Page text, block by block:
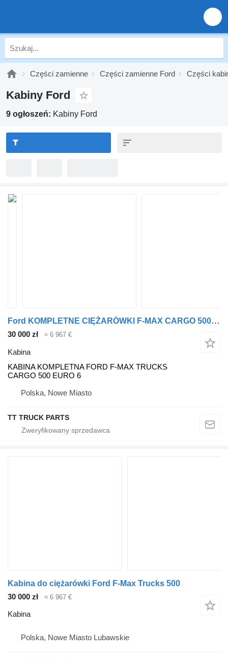
Części zamienne Części zamienne Ford Części
Kabiny Ford
9 ogłoszeń: Kabiny Ford
Ford KOMPLETNE CIĘŻARÓWKI F-MAX CARGO 500 EURO 6 KABINA do ciężarówki Ford F MAX
30 000 zł ≈ 6 967 €
Kabina
KABINA KOMPLETNA FORD F-MAX TRUCKS
CARGO 500 EURO 6
Polska, Nowe Miasto
TT TRUCK PARTS
Kabina do ciężarówki Ford F-Max Trucks 500
30 000 zł
≈ 6 967 €
Kabina
Polska, Nowe Miasto Lubawskie